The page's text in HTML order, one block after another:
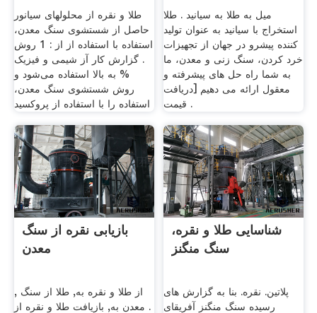
طلا و نقره از محلولهای سیانور
حاصل از شستشوی سنگ معدن،
استفاده با استفاده از از : 1 روش
. گزارش کار آز شیمی و فیزیک
% به بالا استفاده می‌شود و
روش شستشوی سنگ معدن،
استفاده را با استفاده از پروکسید
میل به طلا به سیانید . طلا
استخراج با سیانید به عنوان تولید
کننده پیشرو در جهان از تجهیزات
خرد کردن، سنگ زنی و معدن، ما
به شما راه حل های پیشرفته و
معقول ارائه می دهیم [دریافت
قیمت .
بازیابی نقره از سنگ
معدن
, از طلا و نقره به, طلا از سنگ
معدن به, بازیافت طلا و نقره از .
شناسایی طلا و نقره،
سنگ منگنز
پلاتین. نقره. بنا به گزارش های
رسیده سنگ منگنز آفریقای